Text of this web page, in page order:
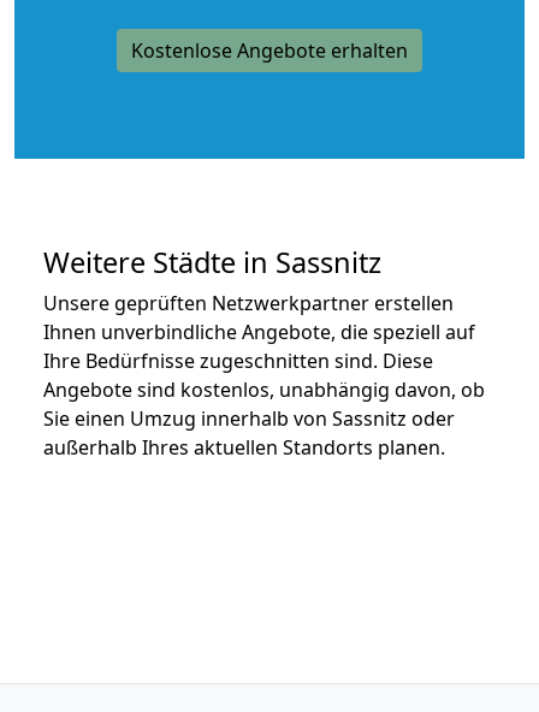
Kostenlose Angebote erhalten
Weitere Städte in Sassnitz
Unsere geprüften Netzwerkpartner erstellen
Ihnen unverbindliche Angebote, die speziell auf
Ihre Bedürfnisse zugeschnitten sind. Diese
Angebote sind kostenlos, unabhängig davon, ob
Sie einen Umzug innerhalb von Sassnitz oder
außerhalb Ihres aktuellen Standorts planen.